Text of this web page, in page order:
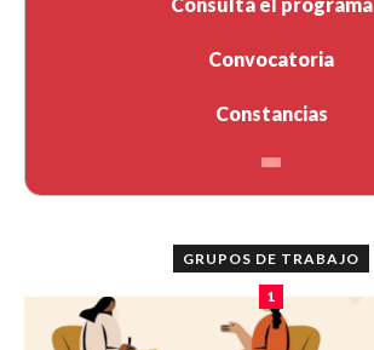
Convocatoria
Constancias
GRUPOS DE TRABAJO
1